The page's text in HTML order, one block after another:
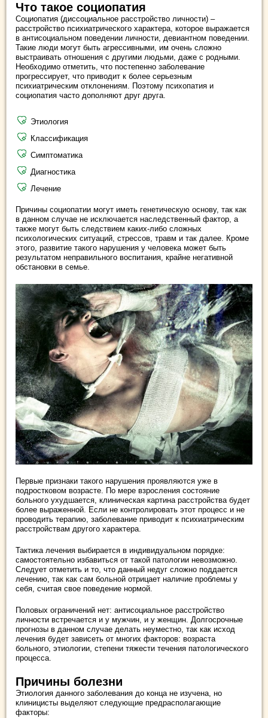
Что такое социопатия
Социопатия (диссоциальное расстройство личности) –
расстройство психиатрического характера, которое выражается
в антисоциальном поведении личности, девиантном поведении.
Такие люди могут быть агрессивными, им очень сложно
выстраивать отношения с другими людьми, даже с родными.
Необходимо отметить, что постепенно заболевание
прогрессирует, что приводит к более серьезным
психиатрическим отклонениям. Поэтому психопатия и
социопатия часто дополняют друг друга.
Этиология
Классификация
Симптоматика
Диагностика
Лечение
Причины социопатии могут иметь генетическую основу, так как
в данном случае не исключается наследственный фактор, а
также могут быть следствием каких-либо сложных
психологических ситуаций, стрессов, травм и так далее. Кроме
этого, развитие такого нарушения у человека может быть
результатом неправильного воспитания, крайне негативной
обстановки в семье.
Первые признаки такого нарушения проявляются уже в
подростковом возрасте. По мере взросления состояние
больного ухудшается, клиническая картина расстройства будет
более выраженной. Если не контролировать этот процесс и не
проводить терапию, заболевание приводит к психиатрическим
расстройствам другого характера.
Тактика лечения выбирается в индивидуальном порядке:
самостоятельно избавиться от такой патологии невозможно.
Следует отметить и то, что данный недуг сложно поддается
лечению, так как сам больной отрицает наличие проблемы у
себя, считая свое поведение нормой.
Половых ограничений нет: антисоциальное расстройство
личности встречается и у мужчин, и у женщин. Долгосрочные
прогнозы в данном случае делать неуместно, так как исход
лечения будет зависеть от многих факторов: возраста
больного, этиологии, степени тяжести течения патологического
процесса.
Причины болезни
Этиология данного заболевания до конца не изучена, но
клиницисты выделяют следующие предрасполагающие
факторы: